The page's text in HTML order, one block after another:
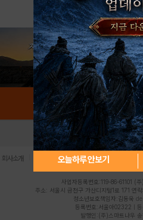
오늘하루 안보기
로그인 PC버
회사소개 | 개인정보 처리방침
사업자등록번호:119-86-61101 (
주소: 서울시 금천구 가산디지털1로 171
청소년보호책임자:김동욱
등록번호:서울아02322 |
발행인:(주)스마트나우